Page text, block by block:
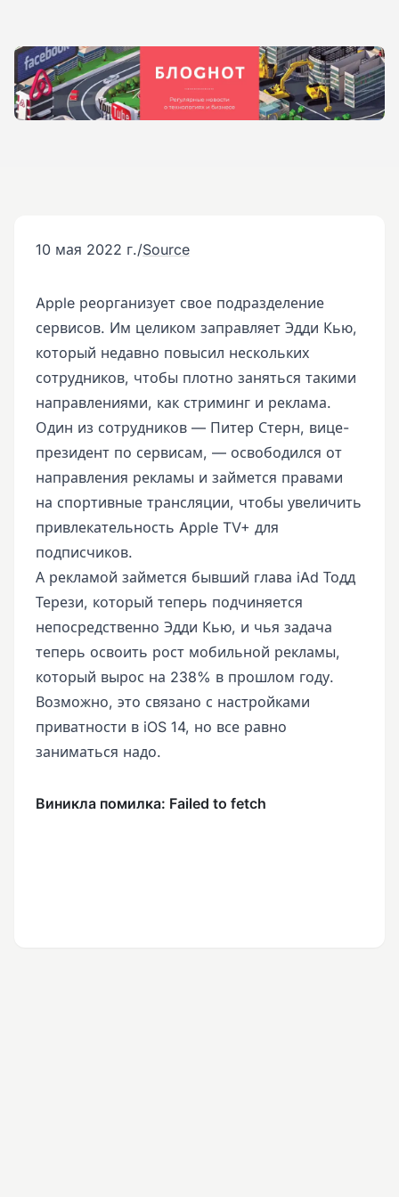
10 мая 2022 г./Source
Apple реорганизует свое подразделение
сервисов. Им целиком заправляет Эдди Кью,
который недавно повысил нескольких
сотрудников, чтобы плотно заняться такими
направлениями, как стриминг и реклама.
Один из сотрудников — Питер Стерн, вице-
президент по сервисам, — освободился от
направления рекламы и займется правами
на спортивные трансляции, чтобы увеличить
привлекательность Apple TV+ для
подписчиков.
А рекламой займется бывший глава iAd Тодд
Терези, который теперь подчиняется
непосредственно Эдди Кью, и чья задача
теперь освоить рост мобильной рекламы,
который вырос на 238% в прошлом году.
Возможно, это связано с настройками
приватности в iOS 14, но все равно
заниматься надо.